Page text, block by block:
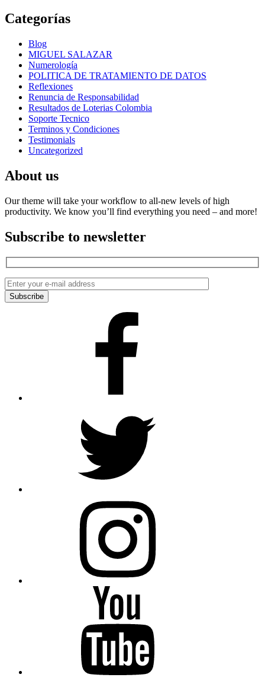
Categorías
Blog
MIGUEL SALAZAR
Numerología
POLITICA DE TRATAMIENTO DE DATOS
Reflexiones
Renuncia de Responsabilidad
Resultados de Loterias Colombia
Soporte Tecnico
Terminos y Condiciones
Testimonials
Uncategorized
About us
Our theme will take your workflow to all-new levels of high
productivity. We know you’ll find everything you need – and more!
Subscribe to newsletter